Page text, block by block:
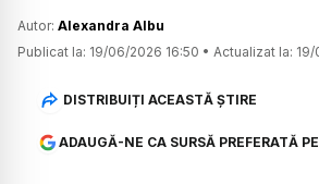
Autor: Alexandra Albu
Publicat la: 19/06/2026 16:50 • Actualizat la:
DISTRIBUIȚI ACEASTĂ ȘTIRE
ADAUGĂ-NE CA SURSĂ PREFERATĂ